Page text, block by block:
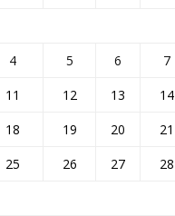
4 5 6 7
11 12 13 14
18 19 20 21
25 26 27 28